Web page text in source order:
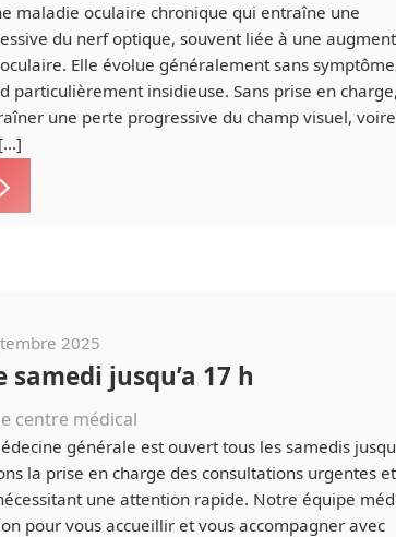
maladie oculaire chronique qui entraîne une
du nerf optique, souvent liée à une
Elle évolue généralement sans
particulièrement insidieuse. Sans prise en
une perte progressive du champ visuel,
2025
jusqu’a 17 h
centre médical
générale est ouvert tous les samedis
la prise en charge des consultations urgentes
une attention rapide. Notre équipe
pour vous accueillir et vous accompagner avec